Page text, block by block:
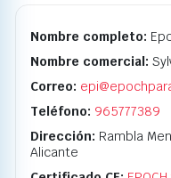
Nombre completo:
Nombre comercial:
Correo:
Teléfono: 965777389
Dirección: Rambla
Alicante